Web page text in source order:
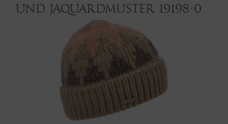
und Jaquardmuster 19198-0